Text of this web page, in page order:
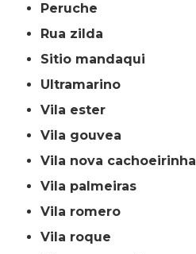
peruche
rua zilda
sitio mandaqui
ultramarino
vila ester
vila gouvea
vila nova cachoeirinha
vila palmeiras
vila romero
vila roque